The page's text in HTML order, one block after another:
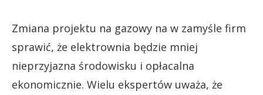
Zmiana projektu na gazowy na w zamyśle firm
sprawić, że elektrownia będzie mniej
nieprzyjazna środowisku i opłacalna
ekonomicznie. Wielu ekspertów uważa, że